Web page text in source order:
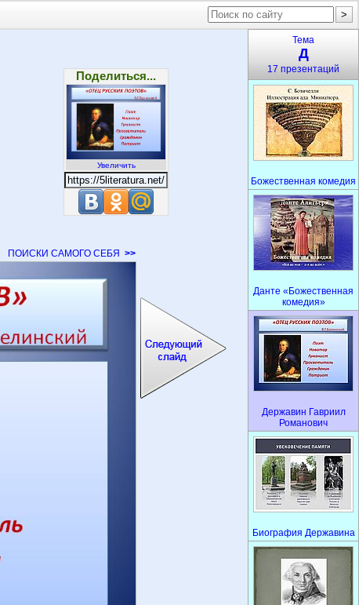
Поделиться...
Увеличить
ПОИСКИ САМОГО СЕБЯ >>
Тема
Д
17 презентаций
Божественная комедия
Данте «Божественная
комедия»
Державин Гавриил
Романович
Биография Державина